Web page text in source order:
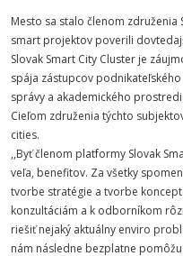
Mesto sa stalo členom združenia
smart projektov poverili
Slovak Smart City Cluster je
spája zástupcov
správy a akademického
Cieľom združenia týchto
cities.
,,Byť členom platformy Slovak
veľa, benefitov. Za všetky
tvorbe stratégie a tvorbe
konzultáciám a k odborníkom
riešiť nejaký aktuálny enviro
nám následne bezplatne